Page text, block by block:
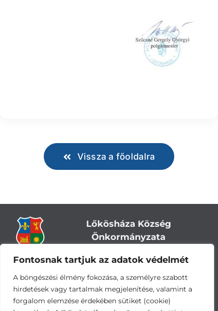
Fontosnak tartjuk az adatok védelmét
A böngészési élmény fokozása, a személyre szabott
hirdetések vagy tartalmak megjelenítése, valamint a
forgalom elemzése érdekében sütiket (cookie)
Vissza a főoldalra
Lőkösháza Község
Önkormányzata
Cím:5743 Lőkösháza, Eleki út 28.
Központi telefonszám:+36 66 244-244
E-mail: titkarsag@lokoshaza.hu
Hivatali Kapu: JZO28